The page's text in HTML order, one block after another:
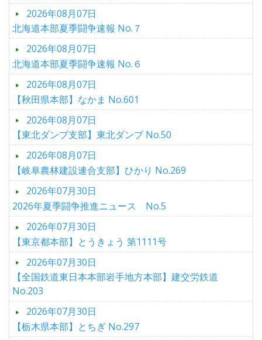
2026年08月07日
北海道本部夏季闘争速報 No.７
2026年08月07日
北海道本部夏季闘争速報 No.６
2026年08月07日
【秋田県本部】なかま No.601
2026年08月07日
【東北ダンプ支部】東北ダンプ No.50
2026年08月07日
【岐阜農林建設連合支部】ひかり No.269
2026年07月30日
2026年夏季闘争推進ニュース No.5
2026年07月30日
【東京都本部】とうきょう 第1111号
2026年07月30日
【全国鉄道東日本本部岩手地方本部】建交労鉄道
No.203
2026年07月30日
【栃木県本部】とちぎ No.297